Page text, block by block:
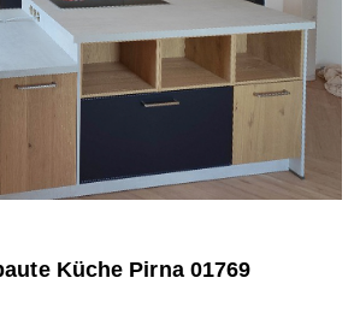
Küche Pirna 01769